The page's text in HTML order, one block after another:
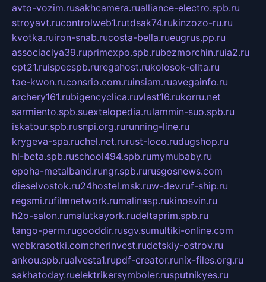
avto-vozim.rusakhcamera.rualliance-electro.spb.ru
stroyavt.rucontrolweb1.rutdsak74.rukinzozo-ru.ru
kvotka.ruiron-snab.rucosta-bella.rueugrus.pp.ru
associaciya39.ruprimexpo.spb.rubezmorchin.ruia2.ru
cpt21.ruispecspb.ruregahost.rukolosok-elita.ru
tae-kwon.ruconsrio.com.ruinsiam.ruavegainfo.ru
archery161.rubigencyclica.ruvlast16.rukorru.net
sarmiento.spb.suextelopedia.rulammin-suo.spb.ru
iskatour.spb.rusnpi.org.rurunning-line.ru
krygeva-spa.ruchel.net.rurust-loco.rudugshop.ru
hl-beta.spb.ruschool494.spb.rumymubaby.ru
epoha-metalband.rungr.spb.rurusgosnews.com
dieselvostok.ru24hostel.msk.ruw-dev.ruf-ship.ru
regsmi.rufilmnetwork.rumalinasp.rukinosvin.ru
h2o-salon.rumalutkayork.rudeltaprim.spb.ru
tango-perm.rugooddir.rusgv.sumultiki-online.com
webkrasotki.comcherinvest.rudetskiy-ostrov.ru
ankou.spb.rualvesta1.rupdf-creator.runix-files.org.ru
sakhatoday.ruelektrikersymboler.rusputnikyes.ru